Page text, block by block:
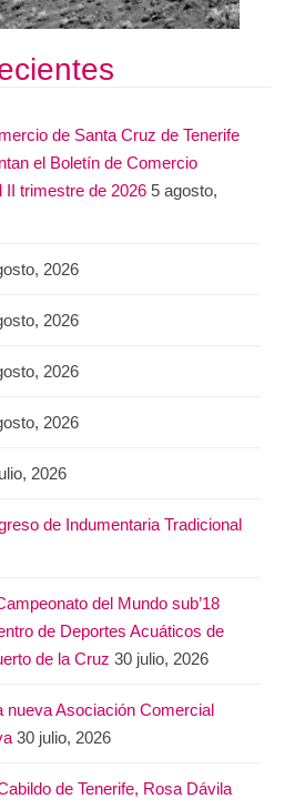
de Santa Cruz de Tenerife
el Boletín de Comercio
II trimestre de 2026 5 agosto,
2026
2026
2026
2026
2026
de Indumentaria Tradicional
del Mundo sub’18
de Deportes Acuáticos de
de la Cruz 30 julio, 2026
nueva Asociación Comercial
30 julio, 2026
de Tenerife, Rosa Dávila